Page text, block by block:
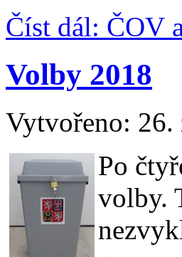
Číst dál: ČOV
Volby 2018
Vytvořeno: 26.
Po
volby.